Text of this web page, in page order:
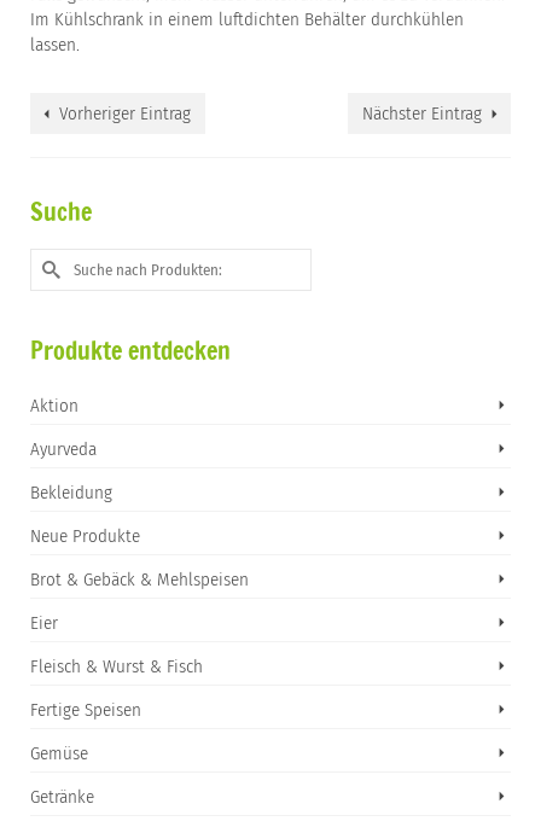
Im Kühlschrank in einem luftdichten Behälter durchkühlen
lassen.
Vorheriger Eintrag Nächster Eintrag
Suche
Suche
nach:
Produkte entdecken
Aktion
Ayurveda
Bekleidung
Neue Produkte
Brot & Gebäck & Mehlspeisen
Eier
Fleisch & Wurst & Fisch
Fertige Speisen
Gemüse
Getränke